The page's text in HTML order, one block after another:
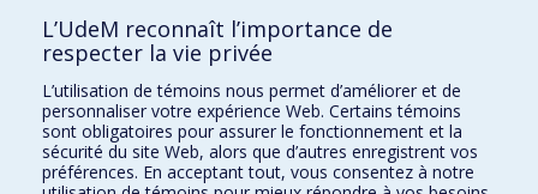
Écoles
Kinésiologie et des sciences de l’activité physique
Orthophonie et audiologie
Réadaptation
Directions
DPC
L’UdeM reconnaît l’importance de
respecter la vie privée
L’utilisation de témoins nous permet d’améliorer et de
personnaliser votre expérience Web. Certains témoins
sont obligatoires pour assurer le fonctionnement et la
sécurité du site Web, alors que d’autres enregistrent vos
préférences. En acceptant tout, vous consentez à notre